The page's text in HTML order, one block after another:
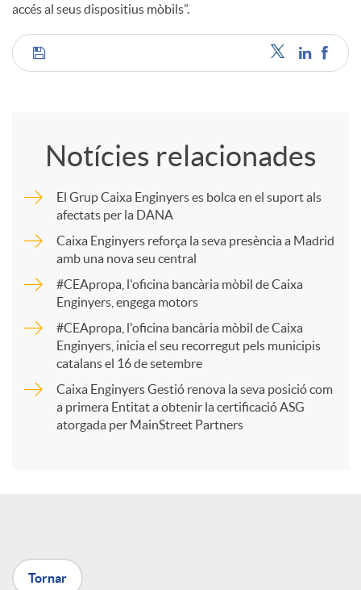
accés al seus dispositius mòbils”.
C
p
a
r
t
Notícies relacionades
El Grup Caixa Enginyers es bolca en el suport als
afectats per la DANA
Caixa Enginyers reforça la seva presència a Madrid
amb una nova seu central
#CEApropa, l'oficina bancària mòbil de Caixa
Enginyers, engega motors
#CEApropa, l'oficina bancària mòbil de Caixa
Enginyers, inicia el seu recorregut pels municipis
catalans el 16 de setembre
Caixa Enginyers Gestió renova la seva posició com
a primera Entitat a obtenir la certificació ASG
atorgada per MainStreet Partners
Tornar